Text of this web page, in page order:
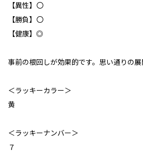
【異性】〇
【勝負】〇
【健康】◎
事前の根回しが効果的です。思い通りの展
＜ラッキーカラー＞
黄
＜ラッキーナンバー＞
７